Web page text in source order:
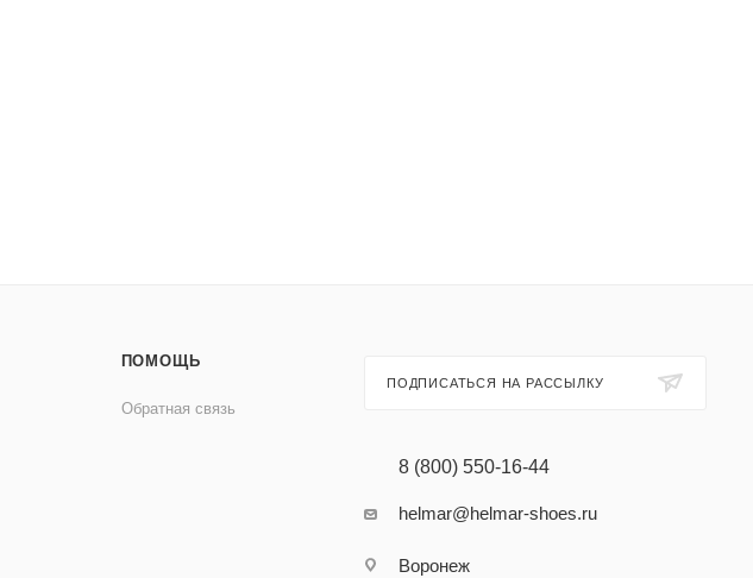
ПОМОЩЬ
Обратная связь
ПОДПИСАТЬСЯ НА РАССЫЛКУ
8 (800) 550-16-44
helmar@helmar-shoes.ru
Воронеж